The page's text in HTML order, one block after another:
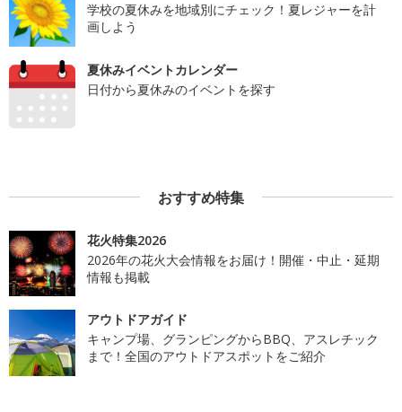
学校の夏休みを地域別にチェック！夏レジャーを計
画しよう
夏休みイベントカレンダー
日付から夏休みのイベントを探す
おすすめ特集
花火特集2026
2026年の花火大会情報をお届け！開催・中止・延期
情報も掲載
アウトドアガイド
キャンプ場、グランピングからBBQ、アスレチック
まで！全国のアウトドアスポットをご紹介